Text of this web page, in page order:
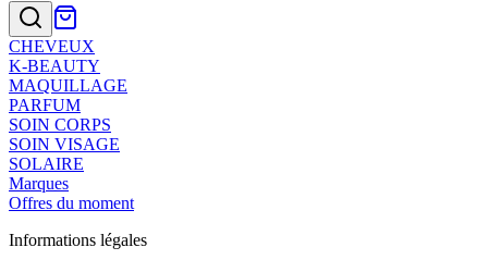
CHEVEUX
K-BEAUTY
MAQUILLAGE
PARFUM
SOIN CORPS
SOIN VISAGE
SOLAIRE
Marques
Offres du moment
Informations légales